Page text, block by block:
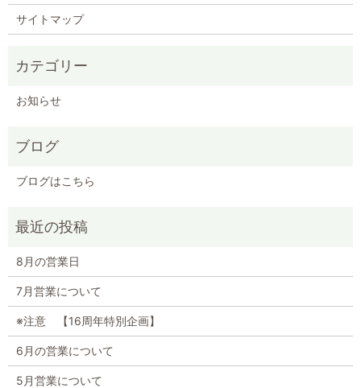
サイトマップ
お知らせ
ブログ
ブログはこちら
8月の営業日
7月営業について
※注意 【16周年特別企画】
6月の営業について
5月営業について